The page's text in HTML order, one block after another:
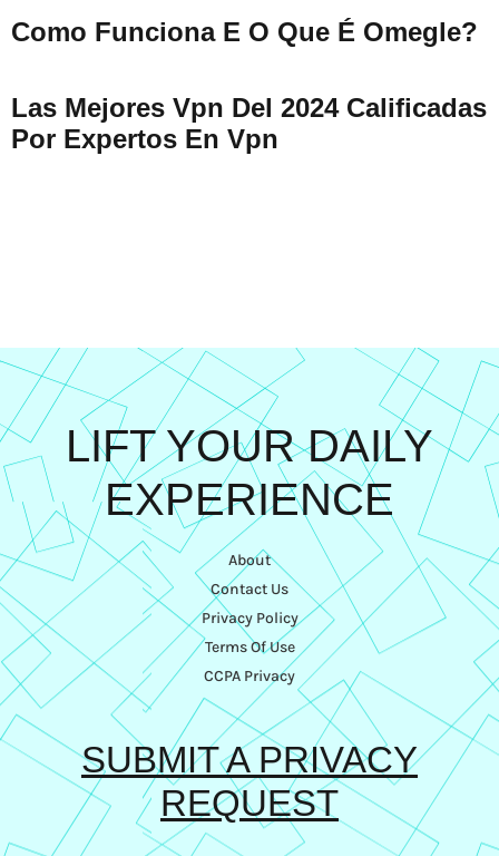
Como Funciona E O Que É Omegle?
Las Mejores Vpn Del 2024 Calificadas
Por Expertos En Vpn
LIFT YOUR DAILY
EXPERIENCE
About
Contact Us
Privacy Policy
Terms Of Use
CCPA Privacy
SUBMIT A PRIVACY
REQUEST